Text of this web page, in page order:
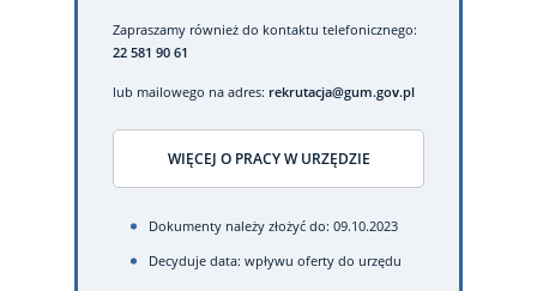
Zapraszamy również do kontaktu telefonicznego:
22 581 90 61
lub mailowego na adres: rekrutacja@gum.gov.pl
WIĘCEJ O PRACY W URZĘDZIE
Dokumenty należy złożyć do: 09.10.2023
Decyduje data: wpływu oferty do urzędu